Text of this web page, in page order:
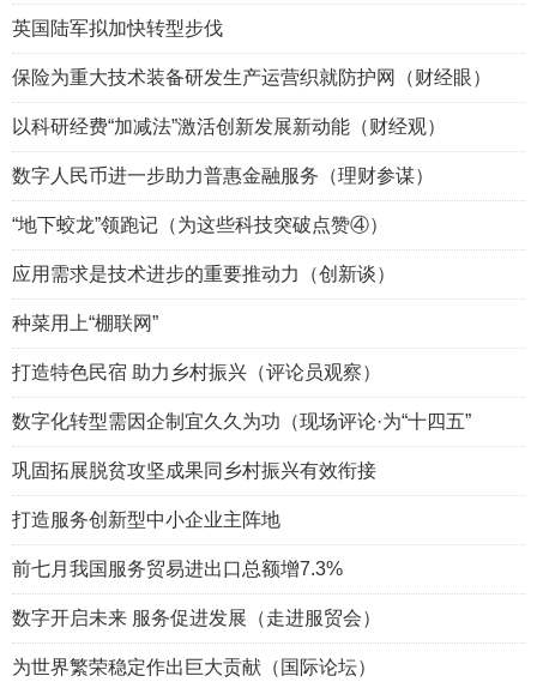
英国陆军拟加快转型步伐
保险为重大技术装备研发生产运营织就防护网（财经眼）
以科研经费“加减法”激活创新发展新动能（财经观）
数字人民币进一步助力普惠金融服务（理财参谋）
“地下蛟龙”领跑记（为这些科技突破点赞④）
应用需求是技术进步的重要推动力（创新谈）
种菜用上“棚联网”
打造特色民宿 助力乡村振兴（评论员观察）
数字化转型需因企制宜久久为功（现场评论·为“十四五”
巩固拓展脱贫攻坚成果同乡村振兴有效衔接
打造服务创新型中小企业主阵地
前七月我国服务贸易进出口总额增7.3%
数字开启未来 服务促进发展（走进服贸会）
为世界繁荣稳定作出巨大贡献（国际论坛）